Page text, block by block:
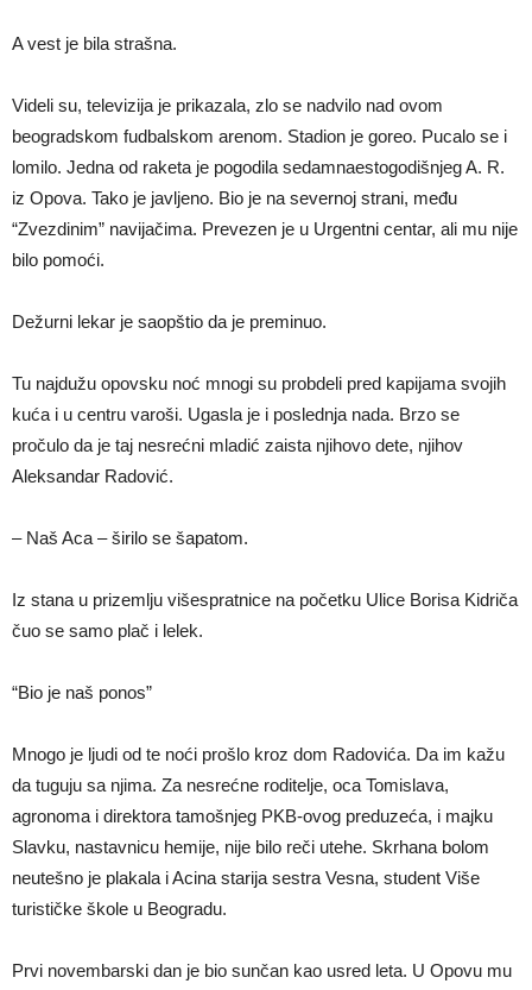
A vest je bila strašna.
Videli su, televizija je prikazala, zlo se nadvilo nad ovom
beogradskom fudbalskom arenom. Stadion je goreo. Pucalo se i
lomilo. Jedna od raketa je pogodila sedamnaestogodišnjeg A. R.
iz Opova. Tako je javljeno. Bio je na severnoj strani, među
“Zvezdinim” navijačima. Prevezen je u Urgentni centar, ali mu nije
bilo pomoći.
Dežurni lekar je saopštio da je preminuo.
Tu najdužu opovsku noć mnogi su probdeli pred kapijama svojih
kuća i u centru varoši. Ugasla je i poslednja nada. Brzo se
pročulo da je taj nesrećni mladić zaista njihovo dete, njihov
Aleksandar Radović.
– Naš Aca – širilo se šapatom.
Iz stana u prizemlju višespratnice na početku Ulice Borisa Kidriča
čuo se samo plač i lelek.
“Bio je naš ponos”
Mnogo je ljudi od te noći prošlo kroz dom Radovića. Da im kažu
da tuguju sa njima. Za nesrećne roditelje, oca Tomislava,
agronoma i direktora tamošnjeg PKB-ovog preduzeća, i majku
Slavku, nastavnicu hemije, nije bilo reči utehe. Skrhana bolom
neutešno je plakala i Acina starija sestra Vesna, student Više
turističke škole u Beogradu.
Prvi novembarski dan je bio sunčan kao usred leta. U Opovu mu